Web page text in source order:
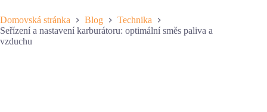
Domovská stránka Blog
Technika
Seřízení a nastavení karburátoru: optimální směs paliva a
vzduchu